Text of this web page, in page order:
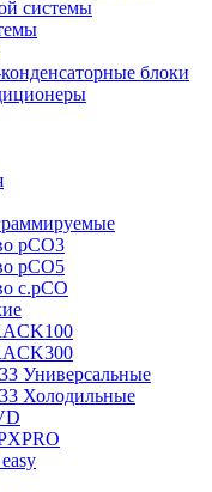
системы
блоки
pCO3
pCO5
c.pCO
Универсальные
Холодильные